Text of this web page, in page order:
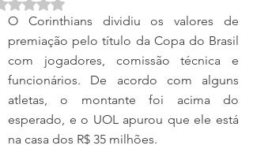
Avaliado com NaN de 5 estrelas.
O Corinthians dividiu os valores de
premiação pelo título da Copa do Brasil
com jogadores, comissão técnica e
funcionários. De acordo com alguns
atletas, o montante foi acima do
esperado, e o UOL apurou que ele está
na casa dos R$ 35 milhões.